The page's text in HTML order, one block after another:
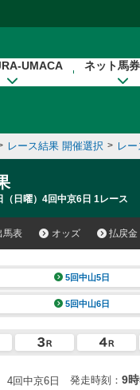
UMACA ネット馬
レース結果 開催選択 > レ
日曜）4回中京6日 1レース
馬表 オッズ 払戻金
5回中山5日
5回中山6日
4回中京6日 発走時刻： 9